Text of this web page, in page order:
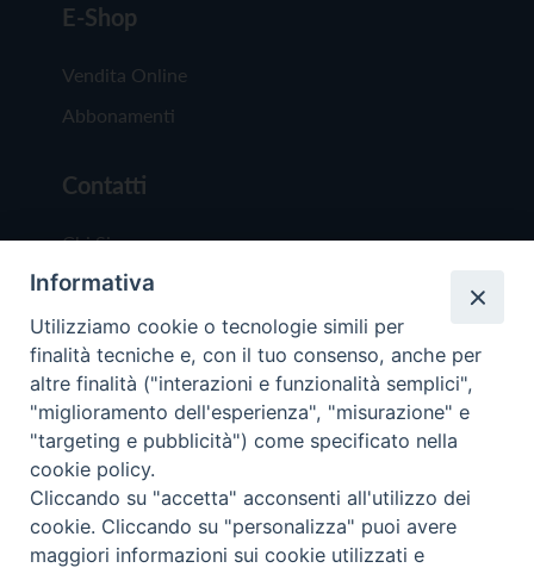
E-Shop
Vendita Online
Abbonamenti
Contatti
Chi Siamo
Redazione
Scrivici
Copyright © 2019 - Tutti i diritti riservati - Vita
Trentina Editrice
Privacy Policy
Informativa
Utilizziamo cookie o tecnologie simili per
finalità tecniche e, con il tuo consenso, anche per
altre finalità ("interazioni e funzionalità semplici",
"miglioramento dell'esperienza", "misurazione" e
"targeting e pubblicità") come specificato nella
cookie policy.
Cliccando su "accetta" acconsenti all'utilizzo dei
cookie. Cliccando su "personalizza" puoi avere
maggiori informazioni sui cookie utilizzati e